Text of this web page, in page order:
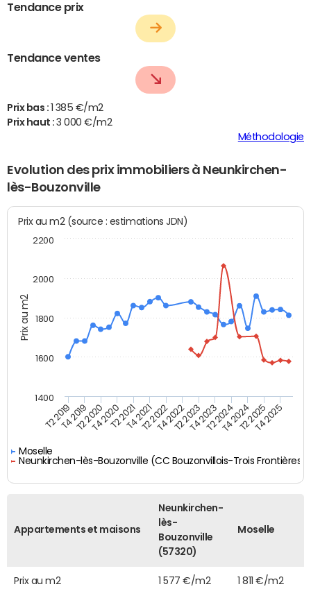
Tendance prix
Tendance ventes
Prix bas :
1 385 €/m2
Prix haut :3 000 €/m2
Méthodologie
Evolution des prix immobiliers à Neunkirchen-
lès-Bouzonville
Prix au m2
Prix au m2 (source : estimations JDN)
Moselle
Neunkirchen-lès-Bouzonville (CC Bouzonvillois-Trois Frontières)
T2 2019T4 2019T2 2020T4 2020T2 2021T4 2021T2 2022T4 2022T2 2023T4 2023T2 2024T4 2024T2 2025T4 2025
1400
1600
1800
2000
2200
Appartements et maisons
Neunkirchen-
lès-
Bouzonville
(57320)
Moselle
Prix au m2 1 577 €/m2 1 811 €/m2